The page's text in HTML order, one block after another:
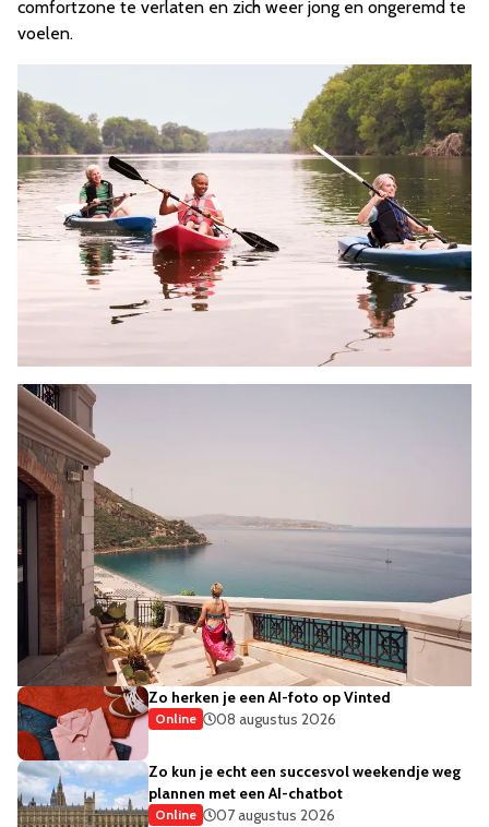
comfortzone te verlaten en zich weer jong en ongeremd te
voelen.
Zo herken je een AI-foto op Vinted
Online 08 augustus 2026
Zo kun je echt een succesvol weekendje weg
plannen met een AI-chatbot
Online
07 augustus 2026